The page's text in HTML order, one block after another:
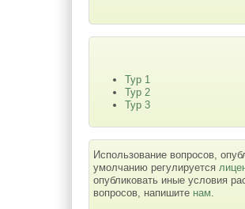
Тур 1
Тур 2
Тур 3
Использование вопросов,
умолчанию регулируется
опубликовать иные условия
вопросов, напишите нам.